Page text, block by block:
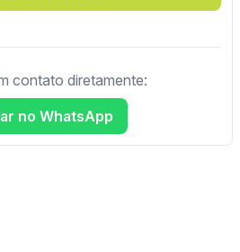
contato diretamente:
no WhatsApp